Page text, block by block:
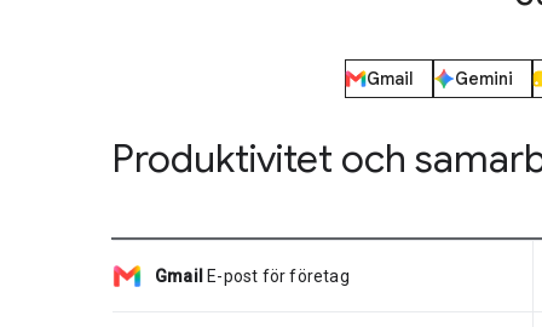
Gmail
Gemini
Produktivitet och
Gmail E-post för företag